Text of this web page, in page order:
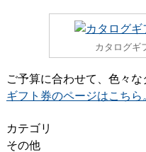
カタログギ
ご予算に合わせて、色々な
ギフト券のページはこちら
カテゴリ
その他